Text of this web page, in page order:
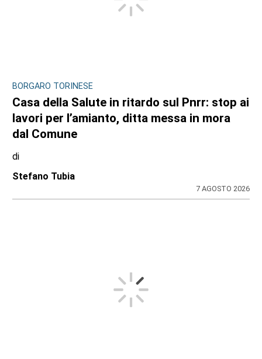
BORGARO TORINESE
Casa della Salute in ritardo sul Pnrr: stop ai
lavori per l’amianto, ditta messa in mora
dal Comune
di
Stefano Tubia
7 AGOSTO 2026